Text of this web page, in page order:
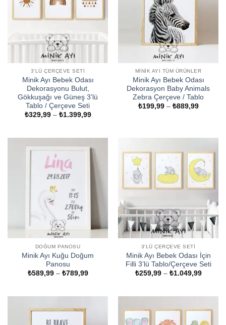
3'LÜ ÇERÇEVE SETI
Minik Ayı Bebek Odası
Dekorasyonu Bulut,
Gökkuşağı ve Güneş 3’lü
Tablo / Çerçeve Seti
₺329,99 – ₺1.399,99Fiyat
MINIK AYI TÜM ÜRÜNLER
Minik Ayı Bebek Odası
Dekorasyon Baby Animals
Zebra Çerçeve / Tablo
₺199,99 – ₺889,99Fiyat
DOĞUM PANOSU
Minik Ayı Kuğu Doğum
Panosu
₺589,99 – ₺789,99Fiyat
3'LÜ ÇERÇEVE SETI
Minik Ayı Bebek Odası İçin
Filli 3’lü Tablo/Çerçeve Seti
₺259,99 – ₺1.049,99Fiyat